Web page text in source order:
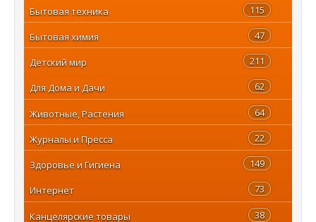
115
Бытовая техника
47
Бытовая химия
211
Детский мир
62
Для Дома и Дачи
64
Животные, Растения
22
Журналы и Пресса
149
Здоровье и Гигиена
73
Интернет
38
Канцелярские товары